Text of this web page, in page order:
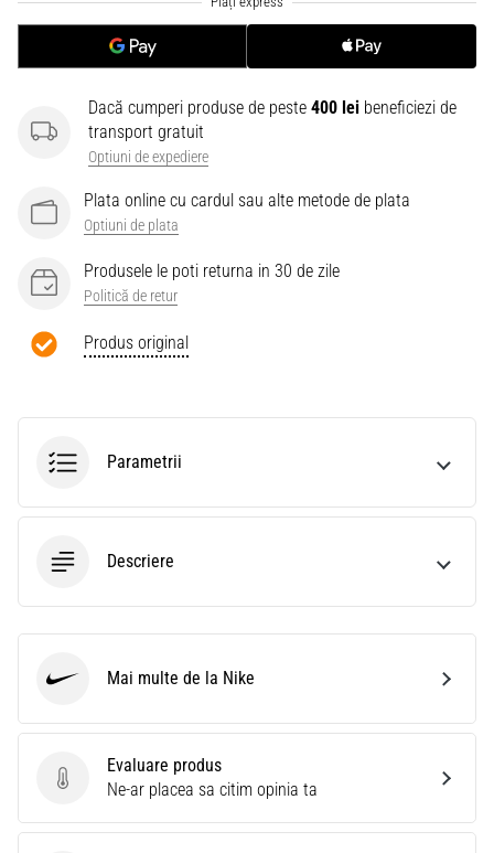
Dacă cumperi produse de peste 400 lei beneficiezi de
transport gratuit
Optiuni de expediere
Plata online cu cardul sau alte metode de plata
Optiuni de plata
Produsele le poti returna in 30 de zile
Politică de retur
Produs original
Parametrii
Descriere
Evaluare produs
Evaluare produs
Ne-ar placea sa citim opinia ta
Mai multe de la Nike